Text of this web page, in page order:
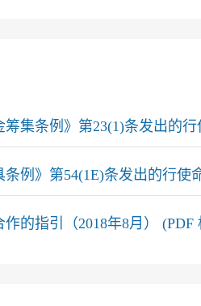
集条例》第23(1)条发出的
例》第54(1E)条发出的行使
的指引（2018年8月） (PDF